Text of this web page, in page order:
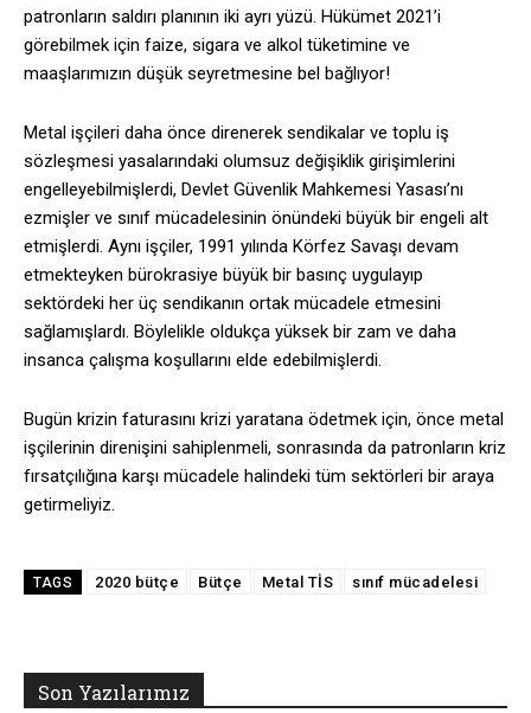
patronların saldırı planının iki ayrı yüzü. Hükümet 2021’i
görebilmek için faize, sigara ve alkol tüketimine ve
maaşlarımızın düşük seyretmesine bel bağlıyor!
Metal işçileri daha önce direnerek sendikalar ve toplu iş
sözleşmesi yasalarındaki olumsuz değişiklik girişimlerini
engelleyebilmişlerdi, Devlet Güvenlik Mahkemesi Yasası’nı
ezmişler ve sınıf mücadelesinin önündeki büyük bir engeli alt
etmişlerdi. Aynı işçiler, 1991 yılında Körfez Savaşı devam
etmekteyken bürokrasiye büyük bir basınç uygulayıp
sektördeki her üç sendikanın ortak mücadele etmesini
sağlamışlardı. Böylelikle oldukça yüksek bir zam ve daha
insanca çalışma koşullarını elde edebilmişlerdi.
Bugün krizin faturasını krizi yaratana ödetmek için, önce metal
işçilerinin direnişini sahiplenmeli, sonrasında da patronların kriz
fırsatçılığına karşı mücadele halindeki tüm sektörleri bir araya
getirmeliyiz.
TAGS 2020 bütçe Bütçe Metal TİS sınıf mücadelesi
Son Yazılarımız